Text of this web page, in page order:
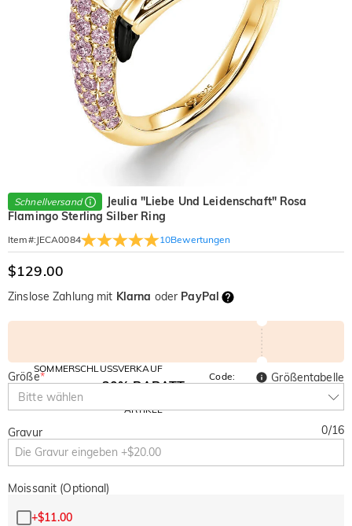
Schnellversand
Jeulia "Liebe Und Leidenschaft" Rosa
Flamingo Sterling Silber Ring
Item#: JECA0084 10Bewertungen
$129.00
Zinslose Zahlung mit Klarna oder PayPal
SOMMERSCHLUSSVERKAUF
10% RABATT
AUF ALLES
30% RABATT
ARTIKEL
Code:
SUMMER
Größe*
Bitte wählen
Größentabelle
Gravur 0/16
Moissanit (Optional)
+$11.00